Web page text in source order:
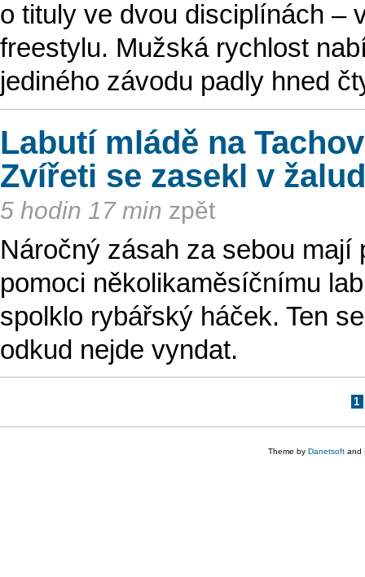
o tituly ve dvou disciplínách –
freestylu. Mužská rychlost
jediného závodu padly hned
Labutí mládě na
Zvířeti se zasekl v
5 hodin 17 min zpět
Náročný zásah za sebou
pomoci několikaměsíčnímu
spolklo rybářský háček. Ten
odkud nejde vyndat.
1
Theme by Danetsoft and